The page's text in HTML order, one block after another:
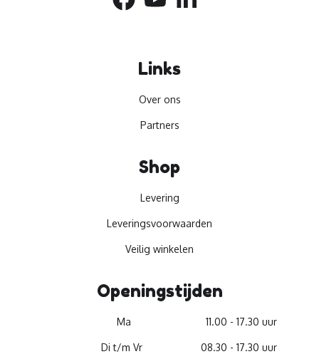
Links
Over ons
Partners
Shop
Levering
Leveringsvoorwaarden
Veilig winkelen
Openingstijden
Ma 11.00 - 17.30 uur
Di t/m Vr 08.30 - 17.30 uur